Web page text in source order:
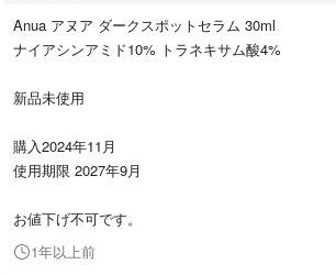
Anua アヌア ダークスポットセラム 30ml
ナイアシンアミド10% トラネキサム酸4%
新品未使用
購入2024年11月
使用期限 2027年9月
お値下げ不可です。
1年以上前